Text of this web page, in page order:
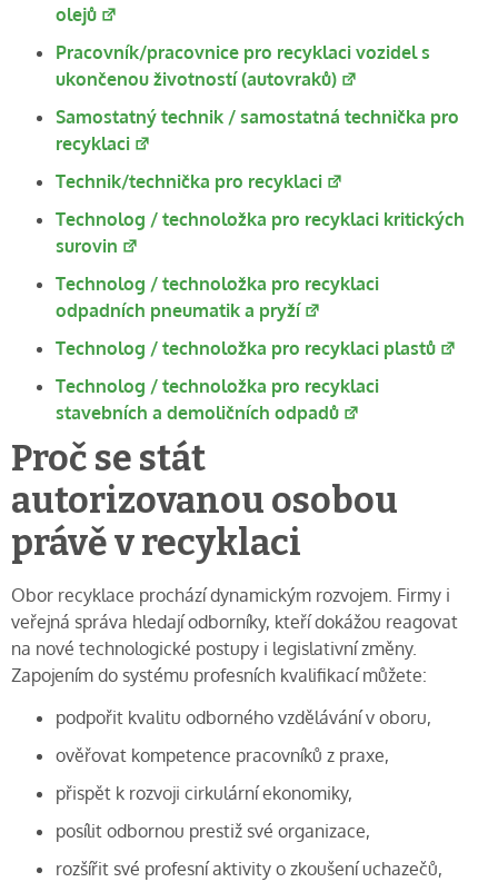
olejů
Pracovník/pracovnice pro recyklaci vozidel s
ukončenou životností (autovraků)
Samostatný technik / samostatná technička pro
recyklaci
Technik/technička pro recyklaci
Technolog / technoložka pro recyklaci kritických
surovin
Technolog / technoložka pro recyklaci
odpadních pneumatik a pryží
Technolog / technoložka pro recyklaci plastů
Technolog / technoložka pro recyklaci
stavebních a demoličních odpadů
Proč se stát
autorizovanou osobou
právě v recyklaci
Obor recyklace prochází dynamickým rozvojem. Firmy i
veřejná správa hledají odborníky, kteří dokážou reagovat
na nové technologické postupy i legislativní změny.
Zapojením do systému profesních kvalifikací můžete:
podpořit kvalitu odborného vzdělávání v oboru,
ověřovat kompetence pracovníků z praxe,
přispět k rozvoji cirkulární ekonomiky,
posílit odbornou prestiž své organizace,
rozšířit své profesní aktivity o zkoušení uchazečů,